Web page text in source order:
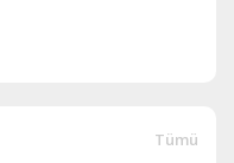
Tümü